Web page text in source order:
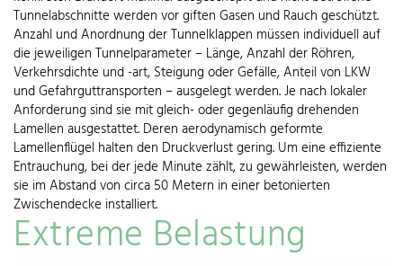
Tunnelabschnitte werden vor giften Gasen und Rauch geschützt.
Anzahl und Anordnung der Tunnelklappen müssen individuell auf
die jeweiligen Tunnelparameter – Länge, Anzahl der Röhren,
Verkehrsdichte und -art, Steigung oder Gefälle, Anteil von LKW
und Gefahrguttransporten – ausgelegt werden. Je nach lokaler
Anforderung sind sie mit gleich- oder gegenläufig drehenden
Lamellen ausgestattet. Deren aerodynamisch geformte
Lamellenflügel halten den Druckverlust gering. Um eine effiziente
Entrauchung, bei der jede Minute zählt, zu gewährleisten, werden
sie im Abstand von circa 50 Metern in einer betonierten
Zwischendecke installiert.
Extreme Belastung